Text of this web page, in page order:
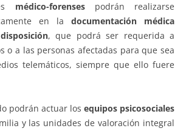
médico-forensespodrán realizarse
en la documentación médica
, que podrá ser requerida a
o a las personas afectadas para que sea
telemáticos, siempre que ello fuere
podrán actuar los equipos psicosociales
y las unidades de valoración integral